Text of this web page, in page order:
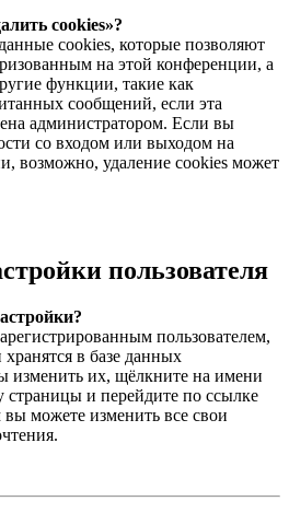
cookies»?
cookies, которые позволяют
на этой конференции, а
функции, такие как
сообщений, если эта
администратором. Если вы
со входом или выходом на
возможно, удаление cookies может
пользователя
пользователем,
в базе данных
изменить их, щёлкните на имени
страницы и перейдите по ссылке
вы можете изменить все свои